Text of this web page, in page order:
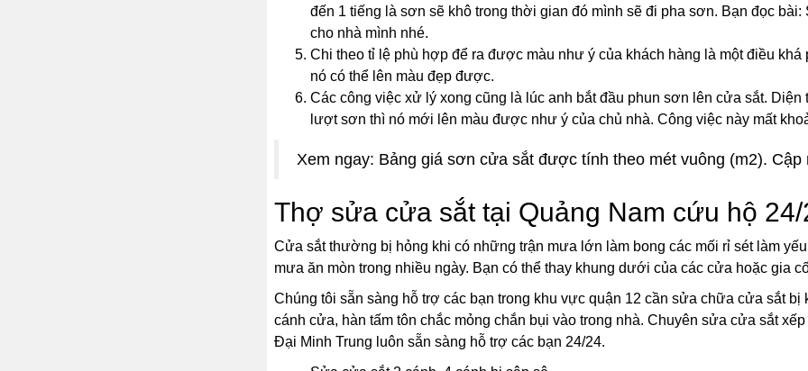
đến 1 tiếng là sơn sẽ khô trong thời gian đó mình sẽ đi pha sơn. Bạn đọc
cho nhà mình nhé.
Chi theo tỉ lệ phù hợp để ra được màu như ý của khách hàng là một điều
nó có thể lên màu đẹp được.
Các công việc xử lý xong cũng là lúc anh bắt đầu phun sơn lên cửa sắt.
lượt sơn thì nó mới lên màu được như ý của chủ nhà. Công việc này mất
Xem ngay: Bảng giá sơn cửa sắt được tính theo mét vuông (m2).
Thợ sửa cửa sắt tại Quảng Nam cứu hộ
Cửa sắt thường bị hỏng khi có những trận mưa lớn làm bong các mối rỉ sét làm
mưa ăn mòn trong nhiều ngày. Bạn có thể thay khung dưới của các cửa hoặc gia
Chúng tôi sẵn sàng hỗ trợ các bạn trong khu vực quận 12 cần sửa chữa cửa sắt
cánh cửa, hàn tấm tôn chắc mỏng chắn bụi vào trong nhà. Chuyên sửa cửa sắt
Đại Minh Trung luôn sẵn sàng hỗ trợ các bạn 24/24.